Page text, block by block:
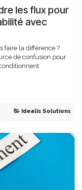
les flux pour
avec
faire la différence ?
de confusion pour
Idealis Solutions